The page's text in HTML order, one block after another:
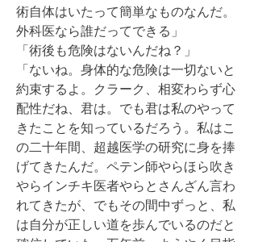
術自体はいたって簡単なものなんだ。
外科医なら誰だってできる」
「術後も危険はないんだね？」
「ないね。身体的な危険は一切ないと
約束するよ。クラーク、相変わらず心
配性だね、君は。でも君は私のやって
きたことを知っているだろう。私はこ
の二十年間、超越医学の研究に身を捧
げてきたんだ。ペテン師やらほら吹き
やらインチキ医者やらとさんざん言わ
れてきたが、でもその間中ずっと、私
は自分が正しい道を歩んでいるのだと